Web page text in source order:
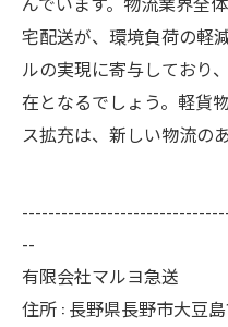
宅配送が、環境負荷の軽
ルの実現に寄与しており
在となるでしょう。軽貨
ス拡充は、新しい物流の
--
有限会社マルヨ急送
住所 : 長野県長野市大豆